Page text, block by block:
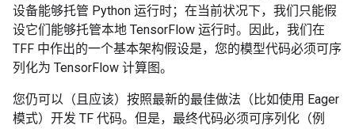
设备能够托管 Python 运行时；在当前状况下，我们只能假
设它们能够托管本地 TensorFlow 运行时。因此，我们在
TFF 中作出的一个基本架构假设是，您的模型代码必须可序
列化为 TensorFlow 计算图。
您仍可以（且应该）按照最新的最佳做法（比如使用 Eager
模式）开发 TF 代码。但是，最终代码必须可序列化（例